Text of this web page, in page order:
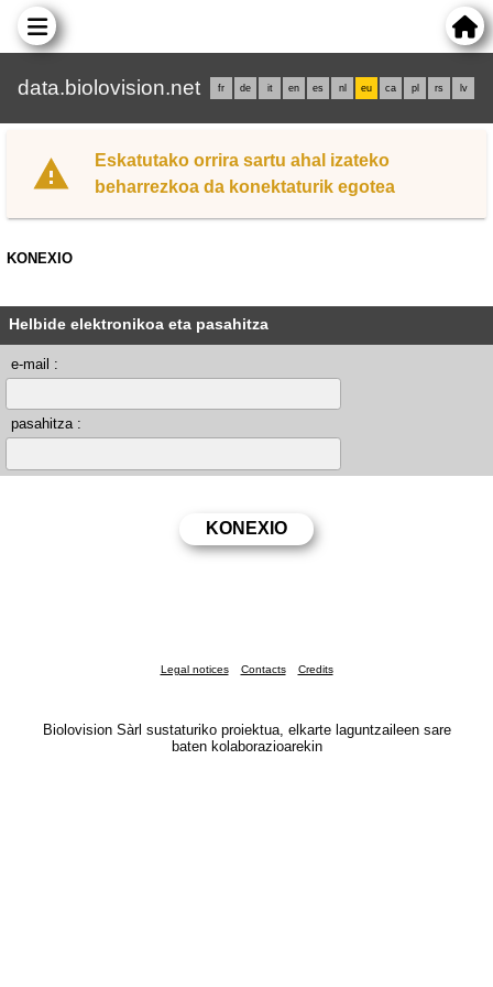
data.biolovision.net fr de it en es nl eu ca pl rs lv
Eskatutako orrira sartu ahal izateko
beharrezkoa da konektaturik egotea
KONEXIO
Helbide elektronikoa eta pasahitza
e-mail :
pasahitza :
Legal notices Contacts Credits
Biolovision Sàrl sustaturiko proiektua, elkarte laguntzaileen sare
baten kolaborazioarekin